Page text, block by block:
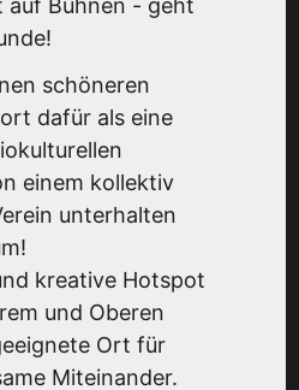
schöneren
dafür als eine
einem kollektiv
unterhalten
kreative Hotspot
und Oberen
Ort für
Miteinander.